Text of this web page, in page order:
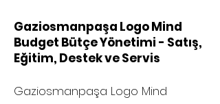
Gaziosmanpaşa Logo Mind
Budget Bütçe Yönetimi - Satış,
Eğitim, Destek ve Servis
Gaziosmanpaşa Logo Mind